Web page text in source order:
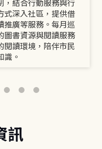
，結合行動服務與行
式深入社區，提供借
推廣等服務。每月巡
圖書資源與閱讀服務
閱讀環境，陪伴市民
識。
訊